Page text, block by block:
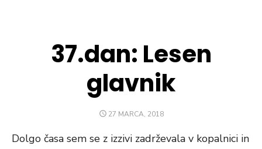
37.dan: Lesen
glavnik
POSTED
27 MARCA, 2018
Dolgo časa sem se z izzivi zadrževala v kopalnici in